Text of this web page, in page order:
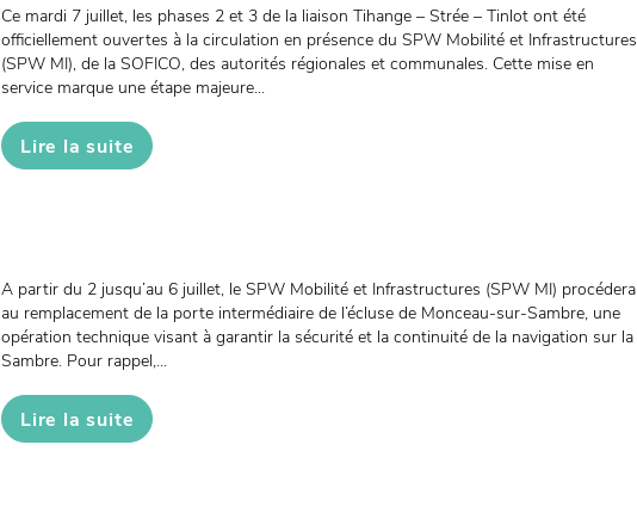
Ce mardi 7 juillet, les phases 2 et 3 de la liaison Tihange – Strée – Tinlot ont été
officiellement ouvertes à la circulation en présence du SPW Mobilité et Infrastructures
(SPW MI), de la SOFICO, des autorités régionales et communales. Cette mise en
service marque une étape majeure...
Lire la suite
A partir du 2 jusqu’au 6 juillet, le SPW Mobilité et Infrastructures (SPW MI) procédera
au remplacement de la porte intermédiaire de l’écluse de Monceau-sur-Sambre, une
opération technique visant à garantir la sécurité et la continuité de la navigation sur la
Sambre. Pour rappel,...
Lire la suite